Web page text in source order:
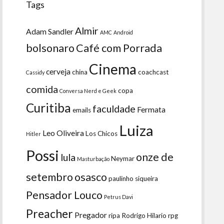
Tags
Adam Sandler Almir AMC Android
bolsonaroCafé com Porrada
Cassidy cervejachina Cinema coachcast
comida Conversa Nerd e Geek copa
Curitiba emails faculdade Fermata
Hitler Leo OliveiraLos Chicos Luiza
Possi lula Masturbação Neymar onze de
setembroosasco paulinho siqueira
Pensador Louco Petrus Davi
Preacher Pregadorripa Rodrigo Hilario rpg